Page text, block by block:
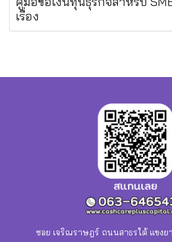
เรื่อง
ซอย เจริณราษฎร์ ถนนสาธรใต้ แขงย